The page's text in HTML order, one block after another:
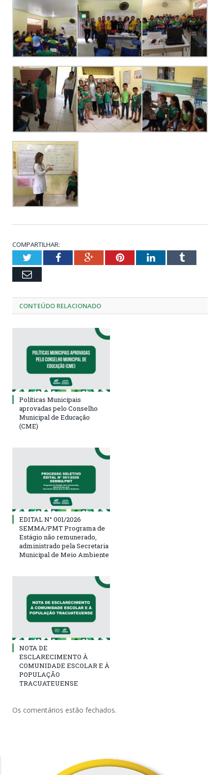
COMPARTILHAR:
TwitterFacebookGoogle+PinterestLinkedInTumblr
Email
CONTEÚDO RELACIONADO
Políticas Municipais
aprovadas pelo Conselho
Municipal de Educação
(CME)
EDITAL N° 001/2026
SEMMA/PMT Programa de
Estágio não remunerado,
administrado pela Secretaria
Municipal de Meio Ambiente
NOTA DE
ESCLARECIMENTO À
COMUNIDADE ESCOLAR E À
POPULAÇÃO
TRACUATEUENSE
Os comentários estão fechados.